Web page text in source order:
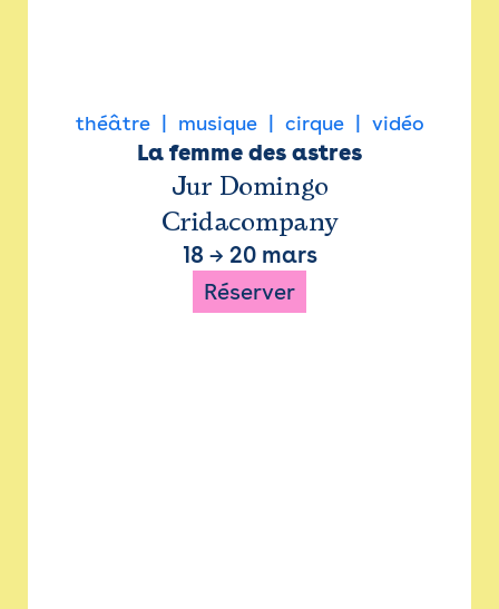
théâtre musique cirque vidéo
La femme des astres
Jur Domingo
Cridacompany
18 → 20 mars
Réserver